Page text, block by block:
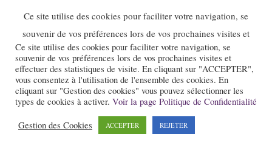
20
AOÛ
Ariane Racicot Trio
Donzère
20
Carmen Bradford Quartet
Annecy
Ce site utilise des cookies pour faciliter votre navigation, se
souvenir de vos préférences lors de vos prochaines visites et
Ce site utilise des cookies pour faciliter votre navigation, se
souvenir de vos préférences lors de vos prochaines visites et
effectuer des statistiques de visite. En cliquant sur "ACCEPTER",
vous consentez à l'utilisation de l'ensemble des cookies. En
cliquant sur "Gestion des cookies" vous pouvez sélectionner les
types de cookies à activer. Voir la page Politique de Confidentialité
Gestion des Cookies ACCEPTER REJETER